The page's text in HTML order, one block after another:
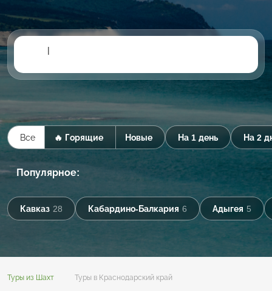
|
Все 🔥 Горящие Новые На 1 день На 2
Популярное:
Кавказ 28 Кабардино-Балкария 6 Адыгея 5
Туры из Шахт Туры в Краснодарский край